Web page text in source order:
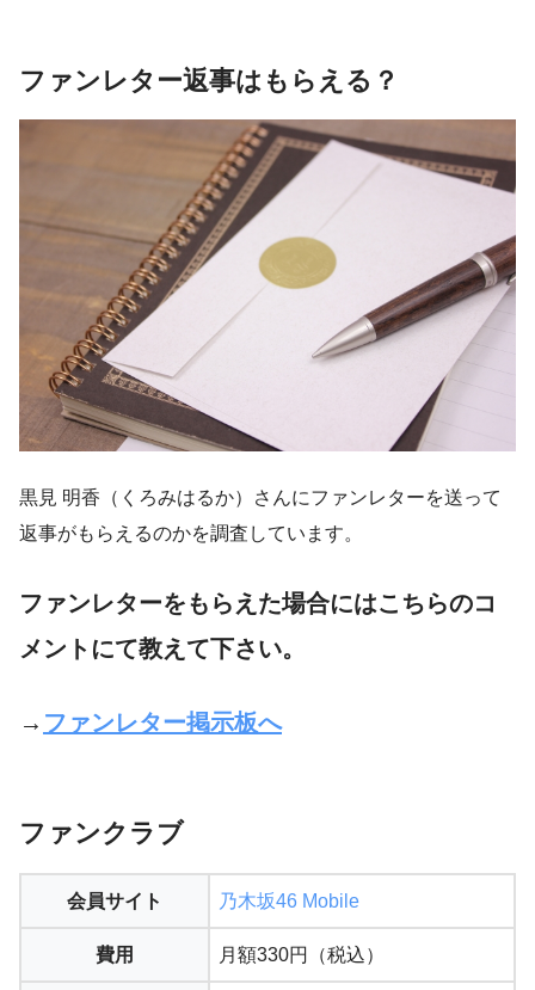
ファンレター返事はもらえる？
黒見 明香（くろみはるか）さんにファンレターを送って
返事がもらえるのかを調査しています。
ファンレターをもらえた場合にはこちらのコ
メントにて教えて下さい。
→ ファンレター掲示板へ
ファンクラブ
会員サイト 乃木坂46 Mobile
費用 月額330円（税込）